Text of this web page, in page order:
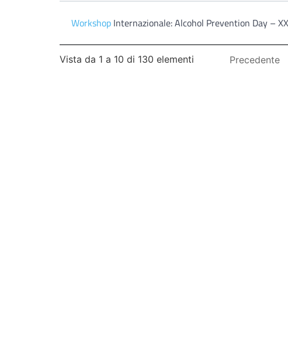
Workshop Internazionale: Alcohol Prevention Day –
Vista da 1 a 10 di 130 elementi Precedente